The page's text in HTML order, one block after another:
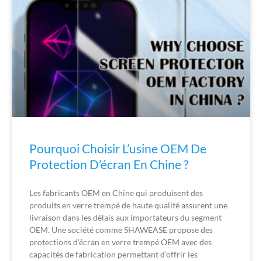
Pourquoi Choisir L’usine OEM De
Protection D’écran En Chine ?
Les fabricants OEM en Chine qui produisent des
produits en verre trempé de haute qualité assurent une
livraison dans les délais aux importateurs du segment
OEM. Une société comme SHAWEASE propose des
protections d’écran en verre trempé OEM avec des
capacités de fabrication permettant d’offrir les